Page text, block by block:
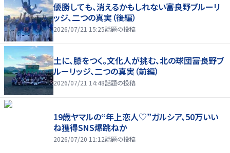
優勝しても、消えるかもしれない――富良野ブルーリ
ッジ、二つの真実（後編）
2026/07/21 15:25話題の投稿
土に、膝をつく。文化人が挑む、北の球団――富良野ブ
ルーリッジ、二つの真実（前編）
2026/07/21 14:48話題の投稿
19歳ヤマルの“年上恋人♡”ガルシア、50万いい
ね獲得SNS爆跳ねか
2026/07/20 11:12話題の投稿